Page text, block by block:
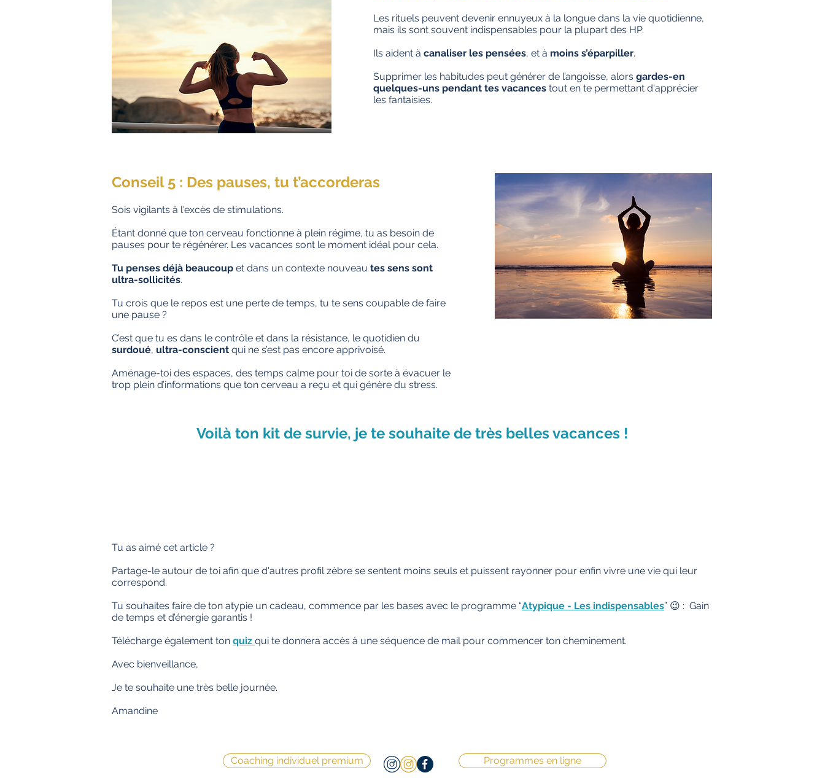
Les rituels peuvent devenir ennuyeux à la longue dans la vie quotidienne,
mais ils sont souvent indispensables pour la plupart des HP.
Ils aident à canaliser les pensées, et à moins s’éparpiller.
Supprimer les habitudes peut générer de l’angoisse, alors gardes-en
quelques-uns pendant tes vacances tout en te permettant d'apprécier
les fantaisies.
Conseil 5 : Des pauses, tu t’accorderas
Sois vigilants à l'excès de stimulations.
Étant donné que ton cerveau fonctionne à plein régime, tu as besoin de
pauses pour te régénérer. Les vacances sont le moment idéal pour cela.
Tu penses déjà beaucoup et dans un contexte nouveau tes sens sont
ultra-sollicités.
Tu crois que le repos est une perte de temps, tu te sens coupable de faire
une pause ?
C’est que tu es dans le contrôle et dans la résistance, le quotidien du
surdoué, ultra-conscient qui ne s’est pas encore apprivoisé.
Aménage-toi des espaces, des temps calme pour toi de sorte à évacuer le
trop plein d’informations que ton cerveau a reçu et qui génère du stress.
Voilà ton kit de survie, je te souhaite de très belles vacances !
Tu as aimé cet article ?
Partage-le autour de toi afin que d'autres profil zèbre se sentent moins seuls et puissent rayonner pour enfin vivre une vie qui leur
correspond.
Tu souhaites faire de ton atypie un cadeau, commence par les bases avec le programme “Atypique - Les indispensables” 😉 : Gain
de temps et d’énergie garantis !
Télécharge également ton quiz qui te donnera accès à une séquence de mail pour commencer ton cheminement.
Avec bienveillance,
Je te souhaite une très belle journée.
Amandine
Coaching individuel premium Programmes en ligne